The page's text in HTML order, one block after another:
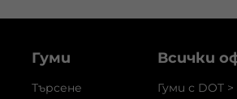
Гуми
Търсене
Всички
Гуми с DOT